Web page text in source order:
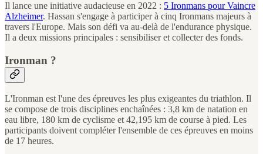
Il lance une initiative audacieuse en 2022 : 5 Ironmans pour Vaincre
Alzheimer. Hassan s'engage à participer à cinq Ironmans majeurs à
travers l'Europe. Mais son défi va au-delà de l'endurance physique.
Il a deux missions principales : sensibiliser et collecter des fonds.
Ironman ?
L'Ironman est l'une des épreuves les plus exigeantes du triathlon. Il
se compose de trois disciplines enchaînées : 3,8 km de natation en
eau libre, 180 km de cyclisme et 42,195 km de course à pied. Les
participants doivent compléter l'ensemble de ces épreuves en moins
de 17 heures.